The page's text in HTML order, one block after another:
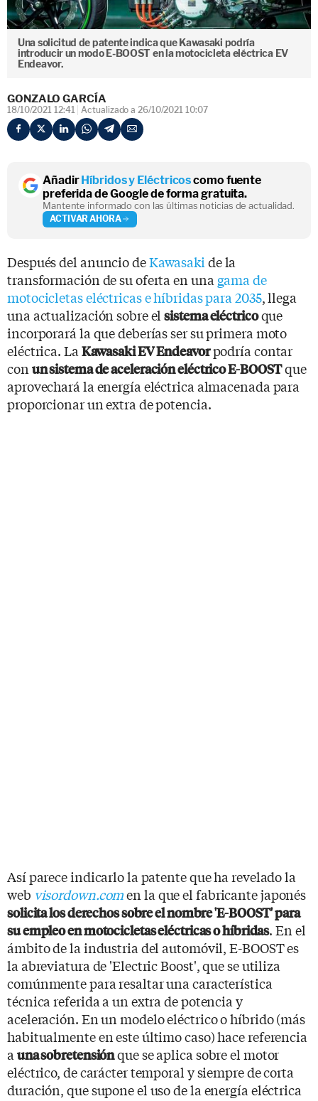
Una solicitud de patente indica que Kawasaki podría
introducir un modo E-BOOST en la motocicleta eléctrica EV
Endeavor.
GONZALO GARCÍA
18/10/2021 12:41 Actualizado a 26/10/2021 10:07
AñadirHíbridos y Eléctricoscomo fuente
preferida de Google de forma gratuita.
Mantente informado con las últimas noticias de actualidad.
ACTIVAR AHORA
Después del anuncio deKawasakide la
transformación de su oferta en una gama de
motocicletas eléctricas e híbridas para 2035, llega
una actualización sobre elsistema eléctricoque
incorporará la que deberías ser su primera moto
eléctrica. La Kawasaki EV Endeavorpodría contar
con un sistema de aceleración eléctrico E-BOOSTque
aprovechará la energía eléctrica almacenada para
proporcionar un extra de potencia.
Así parece indicarlo la patente que ha revelado la
web visordown.comen la que el fabricante japonés
solicita los derechos sobre el nombre 'E-BOOST' para
su empleo en motocicletas eléctricas o híbridas. En el
ámbito de la industria del automóvil, E-BOOST es
la abreviatura de 'Electric Boost', que se utiliza
comúnmente para resaltar una característica
técnica referida a un extra de potencia y
aceleración. En un modelo eléctrico o híbrido (más
habitualmente en este último caso) hace referencia
a una sobretensiónque se aplica sobre el motor
eléctrico, de carácter temporal y siempre de corta
duración, que supone el uso de la energía eléctrica